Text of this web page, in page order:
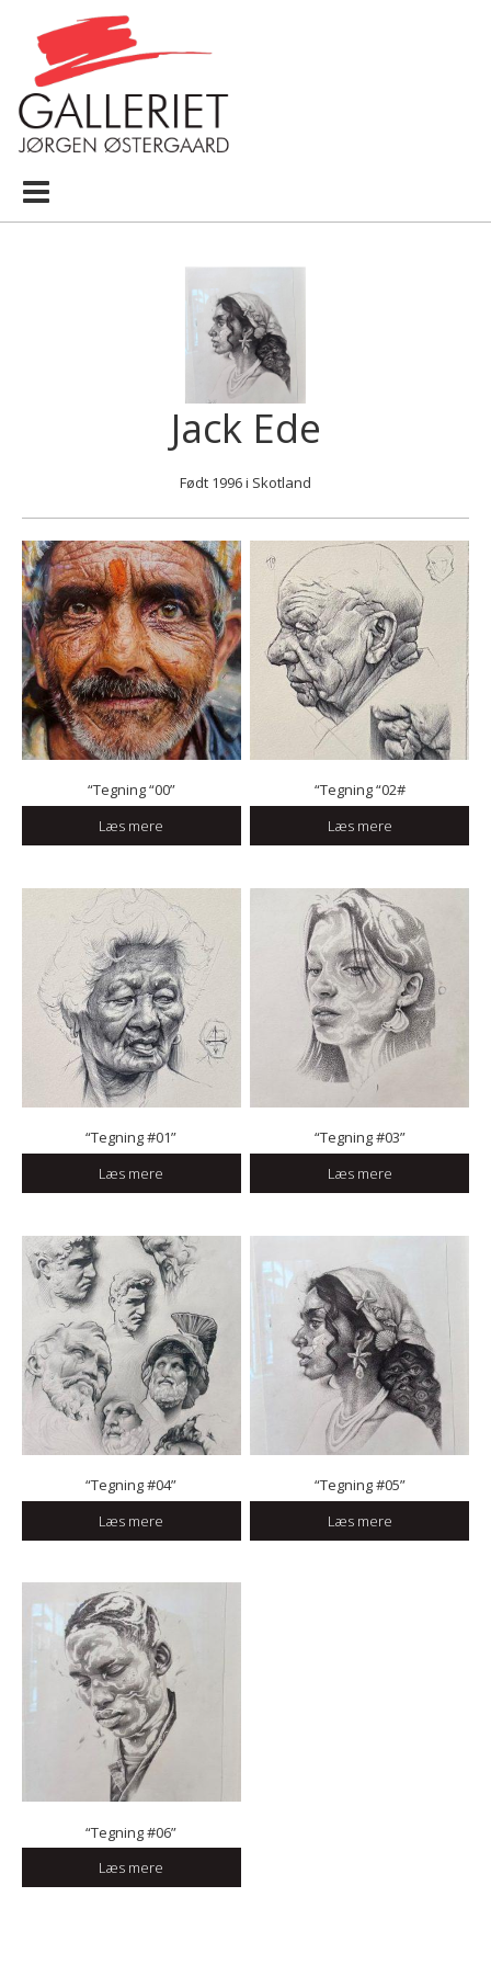
indhold
Jack Ede
Født 1996 i Skotland
“Tegning “00”
Læs mere
“Tegning “02#
Læs mere
“Tegning #01”
Læs mere
“Tegning #03”
Læs mere
“Tegning #04”
Læs mere
“Tegning #05”
Læs mere
“Tegning #06”
Læs mere